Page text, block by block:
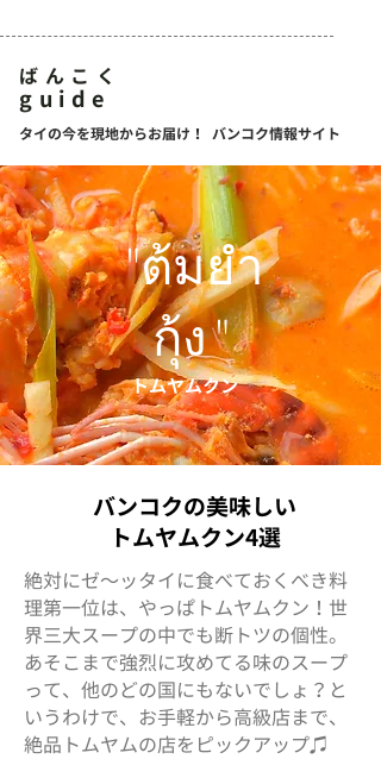
ばんこく
guide
タイの今を現地からお届け！ バンコク情報サイト
"ต้มยำ
กุ้ง"
トムヤムクン
バンコクの美味しい
トムヤムクン4選
絶対にゼ～ッタイに食べておくべき料
理第一位は、やっぱトムヤムクン！世
界三大スープの中でも断トツの個性。
あそこまで強烈に攻めてる味のスープ
って、他のどの国にもないでしょ？と
いうわけで、お手軽から高級店まで、
絶品トムヤムの店をピックアップ♫